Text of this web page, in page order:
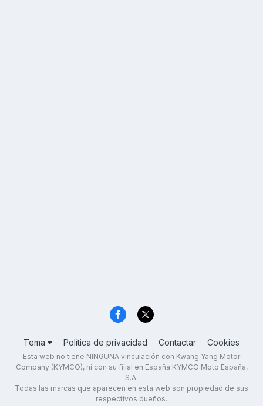
Tema Política de privacidad Contactar Cookies
Esta web no tiene NINGUNA vinculación con Kwang Yang Motor
Company (KYMCO), ni con su filial en España KYMCO Moto España,
S.A.
Todas las marcas que aparecen en esta web son propiedad de sus
respectivos dueños.